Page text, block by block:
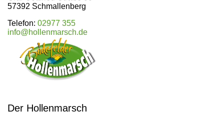
57392 Schmallenberg
Telefon: 02977 355
info@hollenmarsch.de
Der Hollenmarsch